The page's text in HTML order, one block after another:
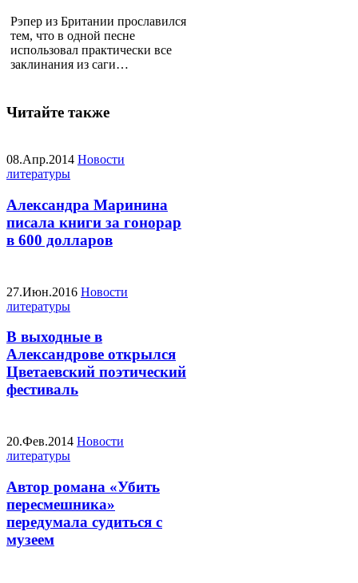
Рэпер из Британии прославился
тем, что в одной песне
использовал практически все
заклинания из саги…
Читайте также
08.Апр.2014 Новости
литературы
Александра Маринина
писала книги за гонорар
в 600 долларов
27.Июн.2016 Новости
литературы
В выходные в
Александрове открылся
Цветаевский поэтический
фестиваль
20.Фев.2014 Новости
литературы
Автор романа «Убить
пересмешника»
передумала судиться с
музеем